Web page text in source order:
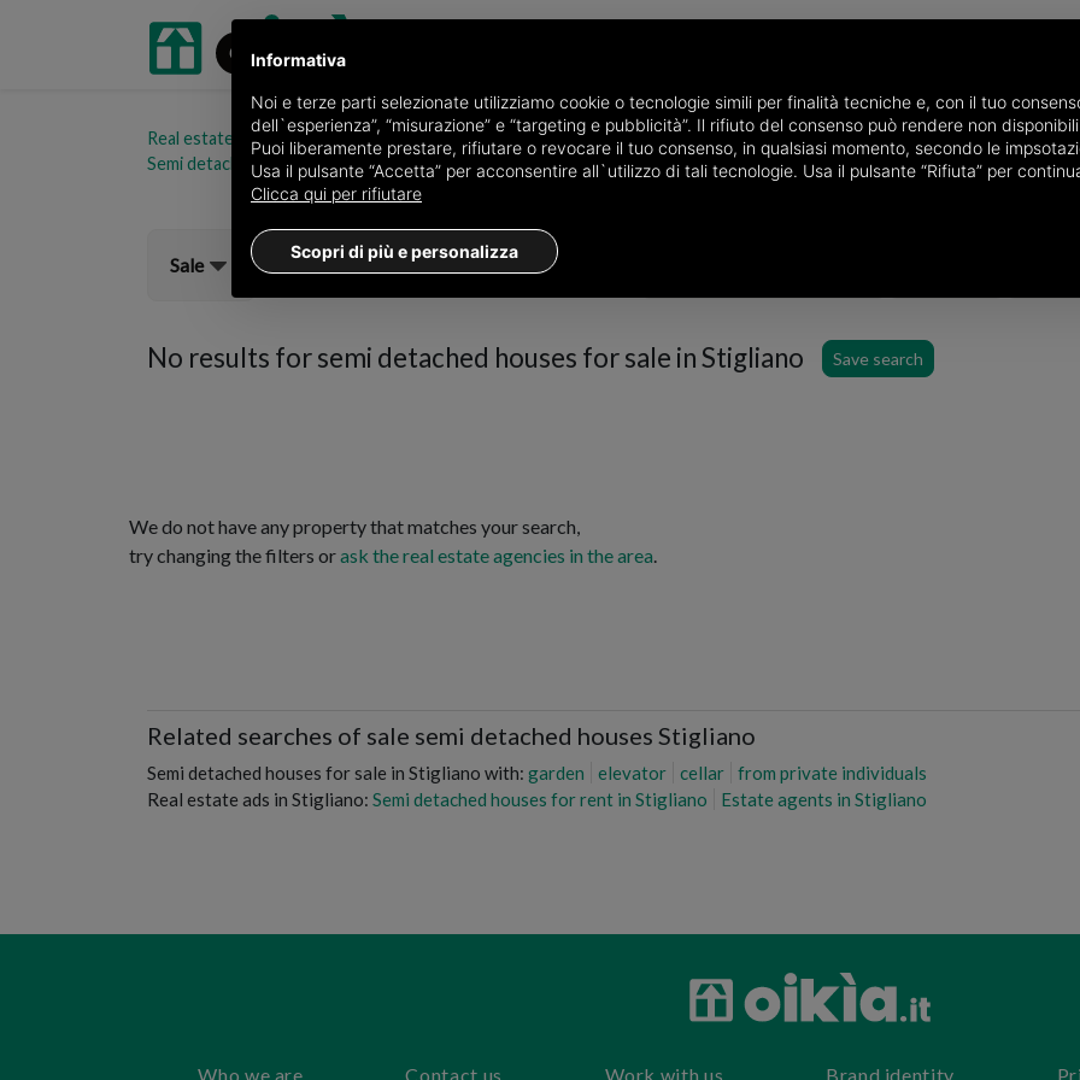
Real estate portal oikia.it
Semi detached houses for sale in the province of Matera
Semi detached houses for sale in Stigliano
Choose the area
Sale
No results forsemi detached houses for sale in Stigliano Save search
We do not have any property that matches your search,
try changing the filters orask the real estate agencies in the area.
Related searches of sale semi detached houses Stigliano
Semi detached houses for sale in Stigliano with: garden elevator cellar
from private individuals
Real estate ads in Stigliano: Semi detached houses for rent in Stigliano Estate agents in Stigliano
Who we are Contact us Work with us Brand identity
Informativa
Noi e terze parti selezionate utilizziamo cookie o tecnologie simili per finalità tecniche e, con il tuo
dell`esperienza”, “misurazione” e “targeting e pubblicità”. Il rifiuto del consenso può rendere non
Puoi liberamente prestare, rifiutare o revocare il tuo consenso, in qualsiasi momento, secondo le
Usa il pulsante “Accetta” per acconsentire all`utilizzo di tali tecnologie. Usa il pulsante “Rifiuta” per
Clicca qui per rifiutare
Scopri di più e personalizza